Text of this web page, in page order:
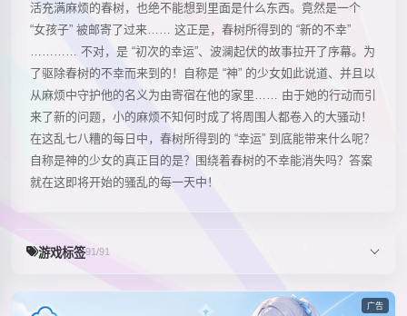
活充满麻烦的春树，也绝不能想到里面是什么东西。竟然是一个
“女孩子” 被邮寄了过来…… 这正是，春树所得到的 “新的不幸”
………… 不对，是 “初次的幸运”、波澜起伏的故事拉开了序幕。为
了驱除春树的不幸而来到的！自称是 “神” 的少女如此说道、并且以
从麻烦中守护他的名义为由寄宿在他的家里…… 由于她的行动而引
来了新的问题，小的麻烦不知何时成了将周围人都卷入的大骚动！
在这乱七八糟的每日中，春树所得到的 “幸运” 到底能带来什么呢？
自称是神的少女的真正目的是？围绕着春树的不幸能消失吗？答案
就在这即将开始的骚乱的每一天中！
游戏标签91/91
广告